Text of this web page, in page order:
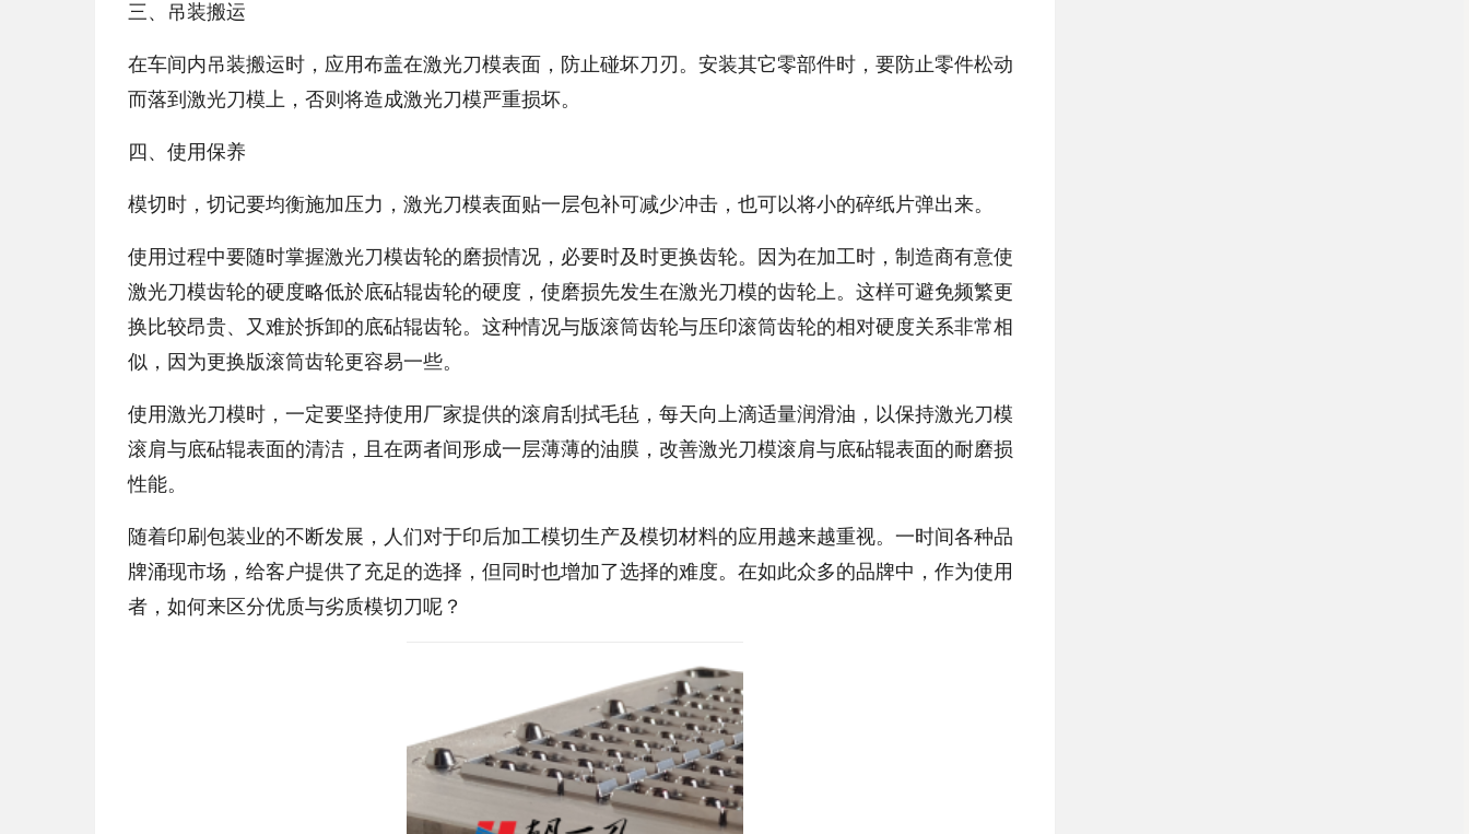
三、吊装搬运
在车间内吊装搬运时，应用布盖在激光刀模表面，防止碰坏刀刃。安装其它零部件时，要防止零件松动
而落到激光刀模上，否则将造成激光刀模严重损坏。
四、使用保养
模切时，切记要均衡施加压力，激光刀模表面贴一层包补可减少冲击，也可以将小的碎纸片弹出来。
使用过程中要随时掌握激光刀模齿轮的磨损情况，必要时及时更换齿轮。因为在加工时，制造商有意使
激光刀模齿轮的硬度略低於底砧辊齿轮的硬度，使磨损先发生在激光刀模的齿轮上。这样可避免频繁更
换比较昂贵、又难於拆卸的底砧辊齿轮。这种情况与版滚筒齿轮与压印滚筒齿轮的相对硬度关系非常相
似，因为更换版滚筒齿轮更容易一些。
使用激光刀模时，一定要坚持使用厂家提供的滚肩刮拭毛毡，每天向上滴适量润滑油，以保持激光刀模
滚肩与底砧辊表面的清洁，且在两者间形成一层薄薄的油膜，改善激光刀模滚肩与底砧辊表面的耐磨损
性能。
随着印刷包装业的不断发展，人们对于印后加工模切生产及模切材料的应用越来越重视。一时间各种品
牌涌现市场，给客户提供了充足的选择，但同时也增加了选择的难度。在如此众多的品牌中，作为使用
者，如何来区分优质与劣质模切刀呢？